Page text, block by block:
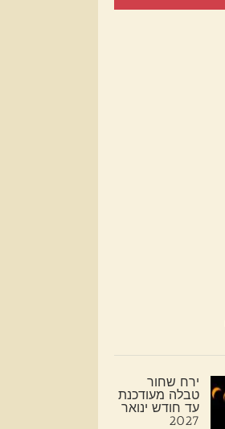
ירח שחור
טבלה מעודכנת
עד חודש ינואר
2027